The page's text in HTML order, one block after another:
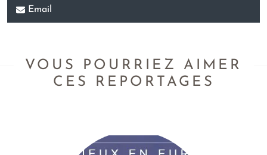
Email
VOUS POURRIEZ AIMER
CES REPORTAGES